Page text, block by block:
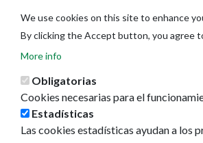
Ayuntamiento de Pamplona
We use cookies on this site to enhance
By clicking the Accept button, you agree
More info
Obligatorias
Cookies necesarias para el
Estadísticas
Las cookies estadísticas ayudan a los